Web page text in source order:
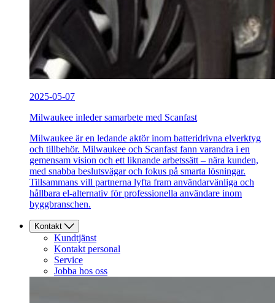
2025-05-07
Milwaukee inleder samarbete med Scanfast
Milwaukee är en ledande aktör inom batteridrivna elverktyg
och tillbehör. Milwaukee och Scanfast fann varandra i en
gemensam vision och ett liknande arbetssätt – nära kunden,
med snabba beslutsvägar och fokus på smarta lösningar.
Tillsammans vill partnerna lyfta fram användarvänliga och
hållbara el-alternativ för professionella användare inom
byggbranschen.
Kontakt
Kundtjänst
Kontakt personal
Service
Jobba hos oss